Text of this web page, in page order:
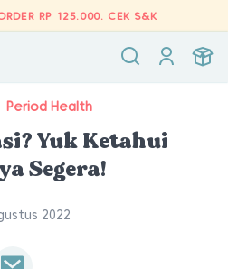
RP 125.000. CEK S&K
Period Health
Yuk Ketahui
Segera!
2022